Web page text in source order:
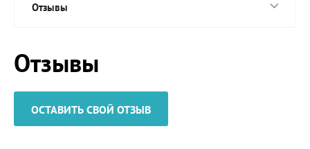
Отзывы
Отзывы
ОСТАВИТЬ СВОЙ ОТЗЫВ